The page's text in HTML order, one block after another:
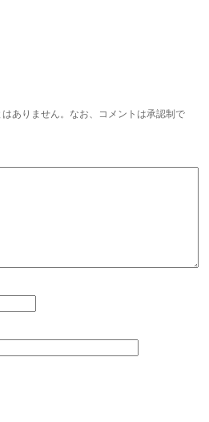
ありません。なお、コメントは承認制で